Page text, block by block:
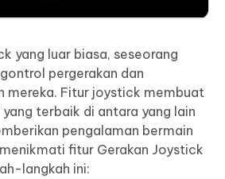
yang luar biasa, seseorang
pergerakan dan
mereka. Fitur joystick membuat
terbaik di antara yang lain
pengalaman bermain
fitur Gerakan Joystick
langkah ini: